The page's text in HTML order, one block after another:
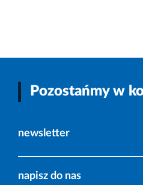
Pozostańmy w
newsletter
napisz do nas